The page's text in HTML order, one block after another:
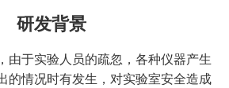
研发背景
由于实验人员的疏忽，各种仪器产生
的情况时有发生，对实验室安全造成